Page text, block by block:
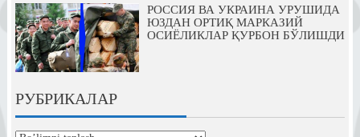
РОССИЯ ВА УКРАИНА УРУШИДА
ЮЗДАН ОРТИҚ МАРКАЗИЙ
ОСИЁЛИКЛАР ҚУРБОН БЎЛИШДИ
РУБРИКАЛАР